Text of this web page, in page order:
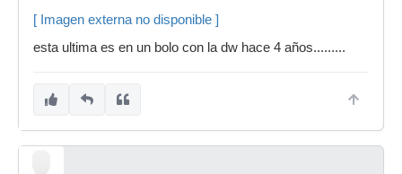
[ Imagen externa no disponible ]
esta ultima es en un bolo con la dw hace 4 años.........